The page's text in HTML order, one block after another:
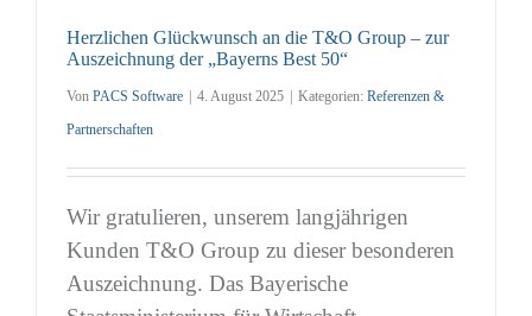
Herzlichen Glückwunsch an die T&O Group – zur
Auszeichnung der „Bayerns Best 50“
Von PACS Software 4. August 2025 Kategorien: Referenzen &
Partnerschaften
Wir gratulieren, unserem langjährigen
Kunden T&O Group zu dieser besonderen
Auszeichnung. Das Bayerische